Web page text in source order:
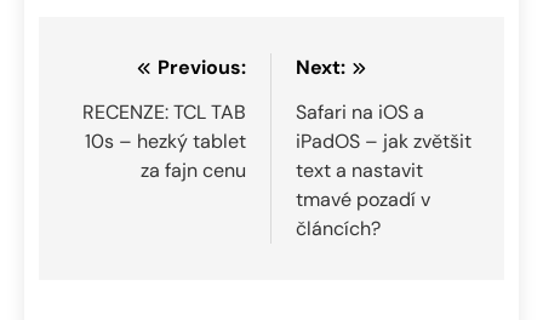
Navigace
pro
příspěvek
Previous:
RECENZE: TCL TAB
10s – hezký tablet
za fajn cenu
Next:
Safari na iOS a
iPadOS – jak zvětšit
text a nastavit
tmavé pozadí v
článcích?